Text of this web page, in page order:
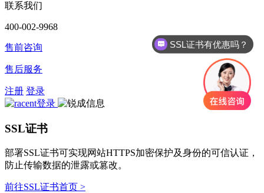
联系我们
400-002-9968
售前咨询
售后服务
注册 登录
SSL证书
部署SSL证书可实现网站HTTPS加密保护及身份的可信认证，
防止传输数据的泄露或篡改。
前往SSL证书首页 >
代码签名证书有优惠吗？